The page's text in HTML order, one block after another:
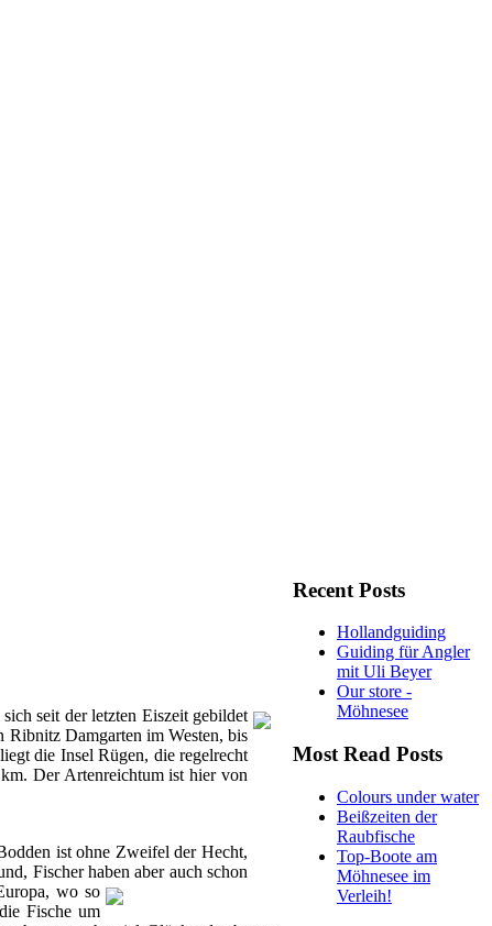
seit der letzten Eiszeit gebildet
Ribnitz Damgarten im Westen, bis
die Insel Rügen, die regelrecht
Der Artenreichtum ist hier von
ist ohne Zweifel der Hecht,
Fischer haben aber auch schon
wo so
Fische um
Recent Posts
Hollandguiding
Guiding für Angler
mit Uli Beyer
Our store -
Möhnesee
Most Read Posts
Colours under water
Beißzeiten der
Raubfische
Top-Boote am
Möhnesee im
Verleih!